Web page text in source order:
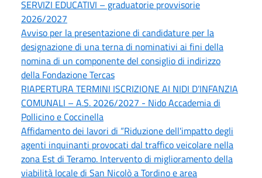
SERVIZI EDUCATIVI – graduatorie provvisorie
2026/2027
Avviso per la presentazione di candidature per la
designazione di una terna di nominativi ai fini della
nomina di un componente del consiglio di indirizzo
della Fondazione Tercas
RIAPERTURA TERMINI ISCRIZIONE AI NIDI D’INFANZIA
COMUNALI – A.S. 2026/2027 - Nido Accademia di
Pollicino e Coccinella
Affidamento dei lavori di “Riduzione dell'impatto degli
agenti inquinanti provocati dal traffico veicolare nella
zona Est di Teramo. Intervento di miglioramento della
viabilità locale di San Nicolò a Tordino e area